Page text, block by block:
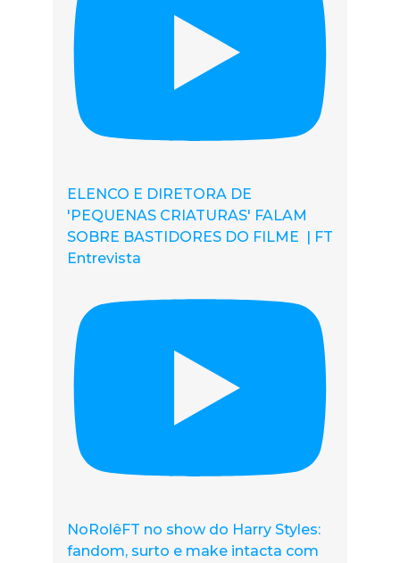
ELENCO E DIRETORA DE
'PEQUENAS CRIATURAS' FALAM
SOBRE BASTIDORES DO FILME | FT
Entrevista
NoRolêFT no show do Harry Styles:
fandom, surto e make intacta com